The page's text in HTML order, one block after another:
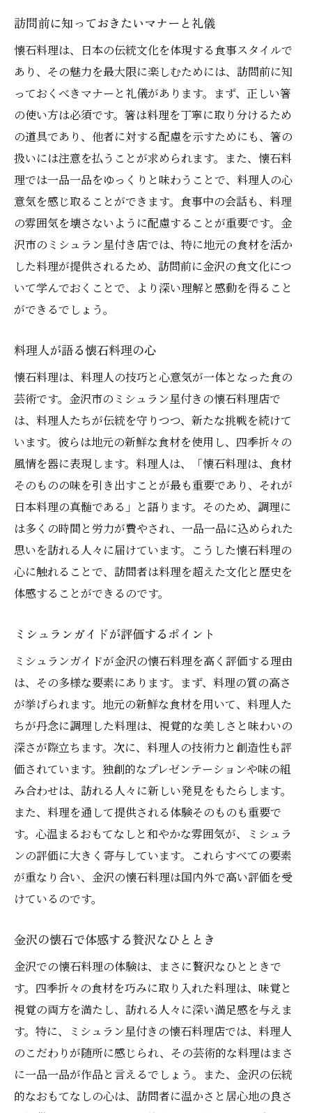
季節の変化を感じる懐石の楽しみ方
春夏秋冬の懐石メニューの特徴
ミシュランガイドが評価する四季の美
金沢の風情を懐石で味わう
季節感がもたらす特別な体験
懐石料理の芸術性とミシュランの評価が生む特
別な時間
料理としての芸術性を追求する懐石
ミシュランが認める料理の創造性
視覚と味覚を満たす懐石料理
料理人の技が光る一皿
ミシュラン評価の裏にある技術
金沢のミシュラン懐石が提供する贅沢なひとと
き
贅沢な空間で味わう懐石料理
料理と一緒に楽しむお酒の選び方
心からリラックスできる店の雰囲気
訪問者を魅了するおもてなしの心
特別な日に訪れたい懐石店
美食体験がもたらす心の豊かさ
ミシュランガイドが認めた金沢の懐石料理の真
髄
ミシュランの評価基準と懐石の関係
料理人のこだわりが生む味の深さ
伝統と革新が融合する美食体験
未来に継承したい懐石の魅力
金沢の懐石料理が持つ無限の可能性
訪問前に知っておきたいマナーと礼儀
懐石料理は、日本の伝統文化を体現する食事スタイルで
あり、その魅力を最大限に楽しむためには、訪問前に知
っておくべきマナーと礼儀があります。まず、正しい箸
の使い方は必須です。箸は料理を丁寧に取り分けるため
の道具であり、他者に対する配慮を示すためにも、箸の
扱いには注意を払うことが求められます。また、懐石料
理では一品一品をゆっくりと味わうことで、料理人の心
意気を感じ取ることができます。食事中の会話も、料理
の雰囲気を壊さないように配慮することが重要です。金
沢市のミシュラン星付き店では、特に地元の食材を活か
した料理が提供されるため、訪問前に金沢の食文化につ
いて学んでおくことで、より深い理解と感動を得ること
ができるでしょう。
料理人が語る懐石料理の心
懐石料理は、料理人の技巧と心意気が一体となった食の
芸術です。金沢市のミシュラン星付きの懐石料理店で
は、料理人たちが伝統を守りつつ、新たな挑戦を続けて
います。彼らは地元の新鮮な食材を使用し、四季折々の
風情を器に表現します。料理人は、「懐石料理は、食材
そのものの味を引き出すことが最も重要であり、それが
日本料理の真髄である」と語ります。そのため、調理に
は多くの時間と労力が費やされ、一品一品に込められた
思いを訪れる人々に届けています。こうした懐石料理の
心に触れることで、訪問者は料理を超えた文化と歴史を
体感することができるのです。
ミシュランガイドが評価するポイント
ミシュランガイドが金沢の懐石料理を高く評価する理由
は、その多様な要素にあります。まず、料理の質の高さ
が挙げられます。地元の新鮮な食材を用いて、料理人た
ちが丹念に調理した料理は、視覚的な美しさと味わいの
深さが際立ちます。次に、料理人の技術力と創造性も評
価されています。独創的なプレゼンテーションや味の組
み合わせは、訪れる人々に新しい発見をもたらします。
また、料理を通して提供される体験そのものも重要で
す。心温まるおもてなしと和やかな雰囲気が、ミシュラ
ンの評価に大きく寄与しています。これらすべての要素
が重なり合い、金沢の懐石料理は国内外で高い評価を受
けているのです。
金沢の懐石で体感する贅沢なひととき
金沢での懐石料理の体験は、まさに贅沢なひとときで
す。四季折々の食材を巧みに取り入れた料理は、味覚と
視覚の両方を満たし、訪れる人々に深い満足感を与えま
す。特に、ミシュラン星付きの懐石料理店では、料理人
のこだわりが随所に感じられ、その芸術的な料理はまさ
に一品一品が作品と言えるでしょう。また、金沢の伝統
的なおもてなしの心は、訪問者に温かさと居心地の良さ